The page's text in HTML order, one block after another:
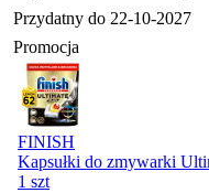
Przydatny do 22-10-2027
Promocja
FINISH
Kapsułki do zmywarki
1 szt